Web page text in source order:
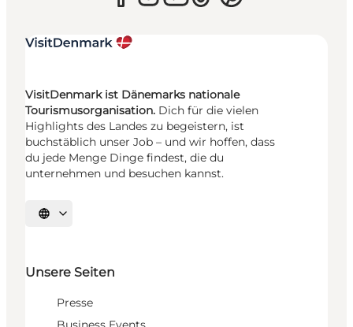
VisitDenmark ist Dänemarks nationale
Tourismusorganisation. Dich für die vielen
Highlights des Landes zu begeistern, ist
buchstäblich unser Job – und wir hoffen, dass
du jede Menge Dinge findest, die du
unternehmen und besuchen kannst.
Sprache auswählen
Unsere Seiten
Presse